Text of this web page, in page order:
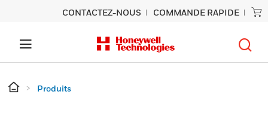
CONTACTEZ-NOUS COMMANDE RAPIDE
Produits